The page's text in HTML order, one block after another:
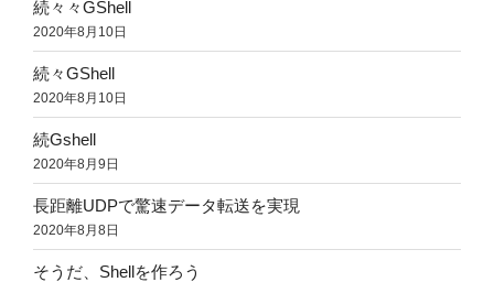
続々々GShell
2020年8月10日
続々GShell
2020年8月10日
続Gshell
2020年8月9日
長距離UDPで驚速データ転送を実現
2020年8月8日
そうだ、Shellを作ろう